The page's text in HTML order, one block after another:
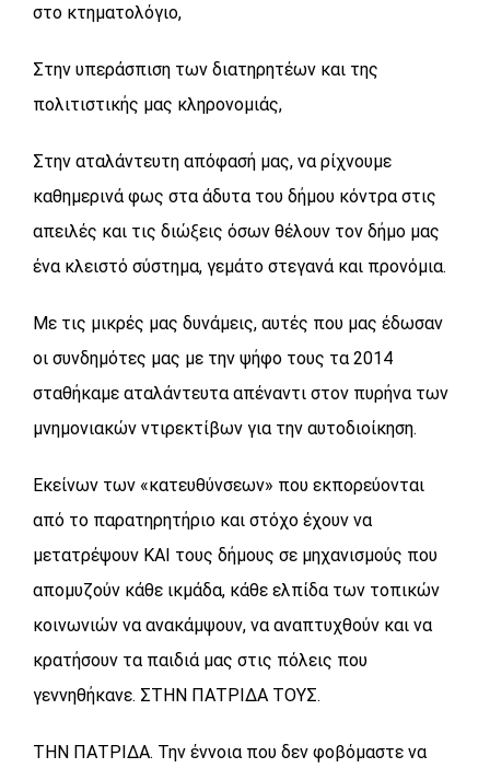
στο κτηματολόγιο,
Στην υπεράσπιση των διατηρητέων και της
πολιτιστικής μας κληρονομιάς,
Στην αταλάντευτη απόφασή μας, να ρίχνουμε
καθημερινά φως στα άδυτα του δήμου κόντρα στις
απειλές και τις διώξεις όσων θέλουν τον δήμο μας
ένα κλειστό σύστημα, γεμάτο στεγανά και προνόμια.
Με τις μικρές μας δυνάμεις, αυτές που μας έδωσαν
οι συνδημότες μας με την ψήφο τους τα 2014
σταθήκαμε αταλάντευτα απέναντι στον πυρήνα των
μνημονιακών ντιρεκτίβων για την αυτοδιοίκηση.
Εκείνων των «κατευθύνσεων» που εκπορεύονται
από το παρατηρητήριο και στόχο έχουν να
μετατρέψουν ΚΑΙ τους δήμους σε μηχανισμούς που
απομυζούν κάθε ικμάδα, κάθε ελπίδα των τοπικών
κοινωνιών να ανακάμψουν, να αναπτυχθούν και να
κρατήσουν τα παιδιά μας στις πόλεις που
γεννηθήκανε. ΣΤΗΝ ΠΑΤΡΙΔΑ ΤΟΥΣ.
ΤΗΝ ΠΑΤΡΙΔΑ. Την έννοια που δεν φοβόμαστε να